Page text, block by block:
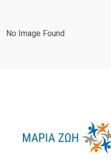
No Image Found